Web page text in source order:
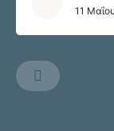
πατριωτική
11